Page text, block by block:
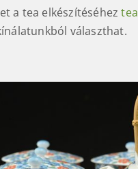
a tea elkészítéséhez tea
választhat.